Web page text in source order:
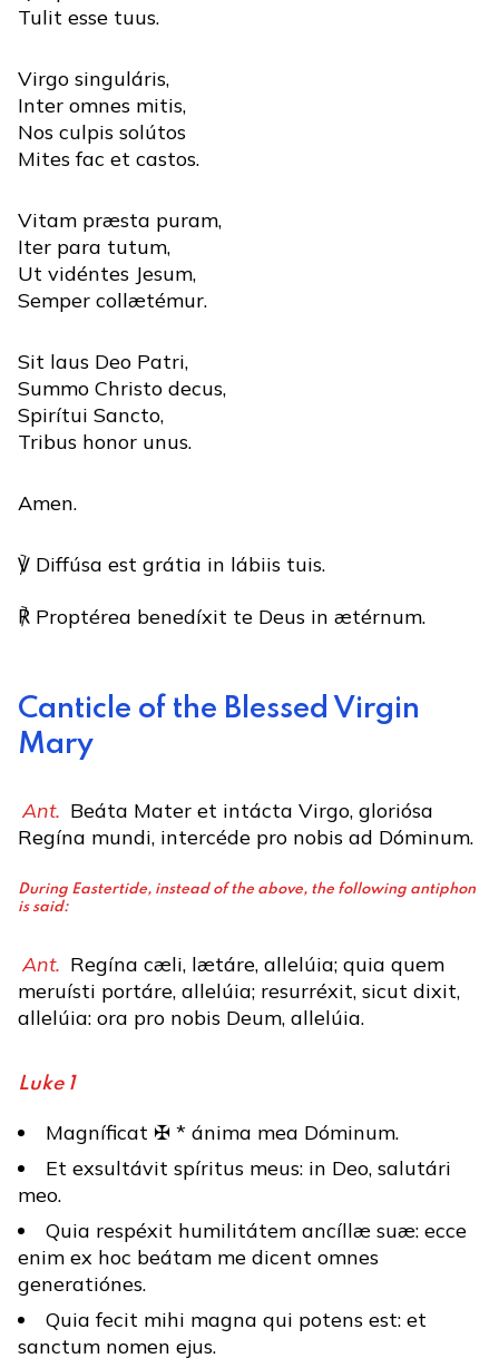
Tulit esse tuus.
Virgo singuláris,
Inter omnes mitis,
Nos culpis solútos
Mites fac et castos.
Vitam præsta puram,
Iter para tutum,
Ut vidéntes Jesum,
Semper collætémur.
Sit laus Deo Patri,
Summo Christo decus,
Spirítui Sancto,
Tribus honor unus.
Amen.
℣ Diffúsa est grátia in lábiis tuis.
℟ Proptérea benedíxit te Deus in ætérnum.
Canticle of the Blessed Virgin
Mary
Ant. Beáta Mater et intácta Virgo, gloriósa
Regína mundi, intercéde pro nobis ad Dóminum.
During Eastertide, instead of the above, the following antiphon
is said:
Ant. Regína cæli, lætáre, allelúia; quia quem
meruísti portáre, allelúia; resurréxit, sicut dixit,
allelúia: ora pro nobis Deum, allelúia.
Luke 1
Magníficat ✠ * ánima mea Dóminum.
Et exsultávit spíritus meus: in Deo, salutári
meo.
Quia respéxit humilitátem ancíllæ suæ: ecce
enim ex hoc beátam me dicent omnes
generatiónes.
Quia fecit mihi magna qui potens est: et
sanctum nomen ejus.